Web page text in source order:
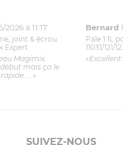
2026 à 11:17
joint & écrou
Expert
Magimix.
mais ça le
...»
Bernard
Pale 1.1L
11031/121/
SUIVEZ-NOUS